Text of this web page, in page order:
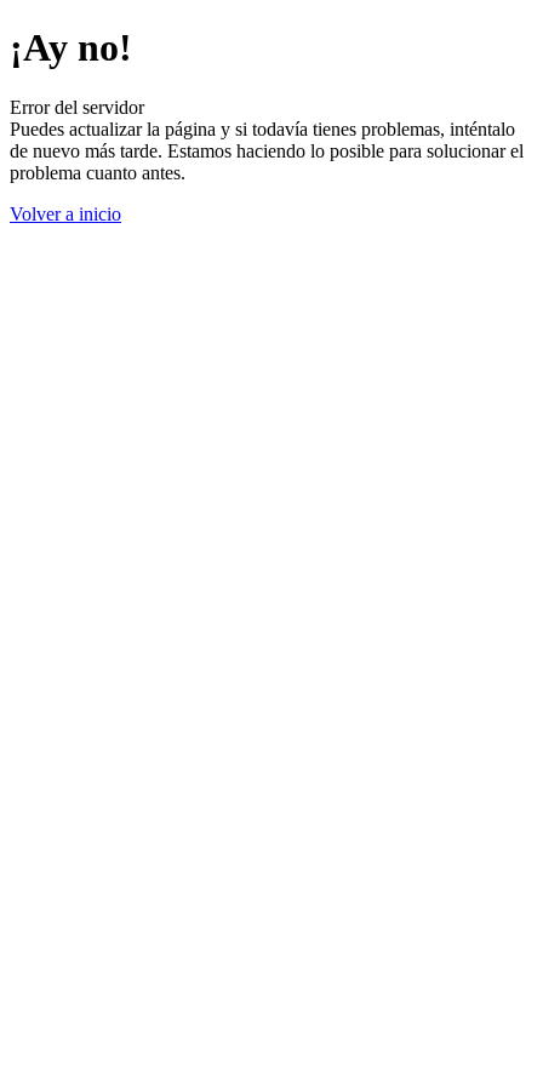
¡Ay no!
Error del servidor
Puedes actualizar la página y si todavía tienes problemas, inténtalo
de nuevo más tarde. Estamos haciendo lo posible para solucionar el
problema cuanto antes.
Volver a inicio